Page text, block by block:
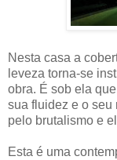
Nesta casa a
leveza torna-se
obra. É sob ela
sua fluidez e o seu
pelo brutalismo e
Esta é uma